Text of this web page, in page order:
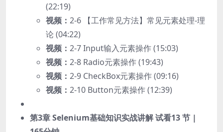
(22:19)
视频： 2-6 【工作常见方法】常见元素处理-理
论 (04:22)
视频： 2-7 Input输入元素操作 (15:03)
视频： 2-8 Radio元素操作 (19:43)
视频： 2-9 CheckBox元素操作 (09:16)
视频： 2-10 Button元素操作 (12:39)
第3章 Selenium基础知识实战讲解试看13 节 |